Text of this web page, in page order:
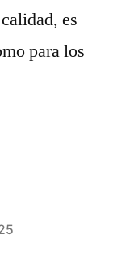
es
para los